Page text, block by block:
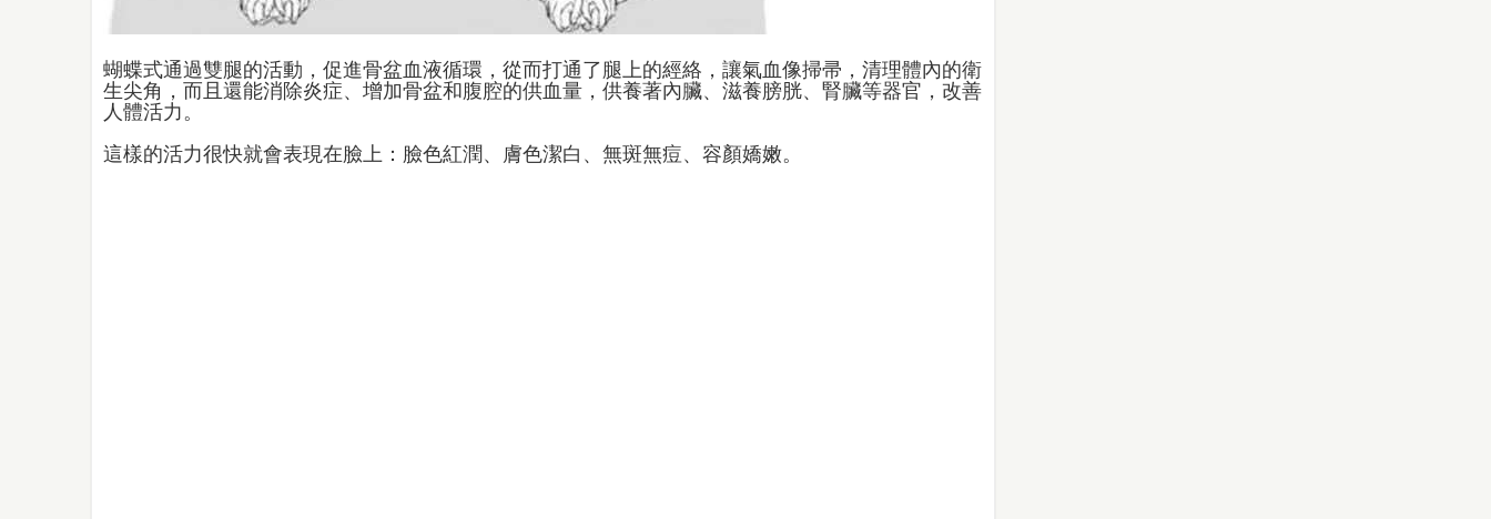
蝴蝶式通過雙腿的活動，促進骨盆血液循環，從而打通了腿上的經絡，讓氣血像掃帚，清理體內的衛
生尖角，而且還能消除炎症、增加骨盆和腹腔的供血量，供養著內臟、滋養膀胱、腎臟等器官，改善
人體活力。
這樣的活力很快就會表現在臉上：臉色紅潤、膚色潔白、無斑無痘、容顏嬌嫩。